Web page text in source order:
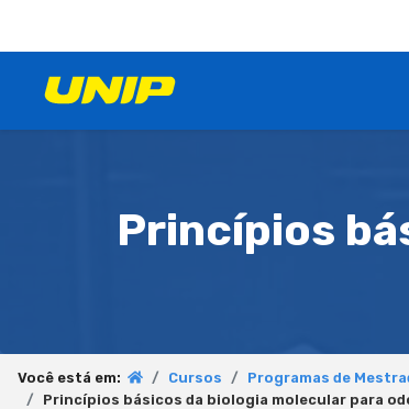
Princípios
Você está em: Cursos Programas de
Princípios básicos da biologia molecular para